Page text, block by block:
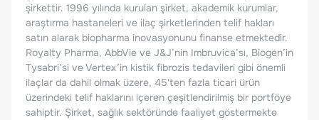
şirkettir. 1996 yılında kurulan şirket, akademik kurumlar,
araştırma hastaneleri ve ilaç şirketlerinden telif hakları
satın alarak biopharma inovasyonunu finanse etmektedir.
Royalty Pharma, AbbVie ve J&J’nin Imbruvica’sı, Biogen’in
Tysabri’si ve Vertex’in kistik fibrozis tedavileri gibi önemli
ilaçlar da dahil olmak üzere, 45'ten fazla ticari ürün
üzerindeki telif haklarını içeren çeşitlendirilmiş bir portföye
sahiptir. Şirket, sağlık sektöründe faaliyet göstermekte